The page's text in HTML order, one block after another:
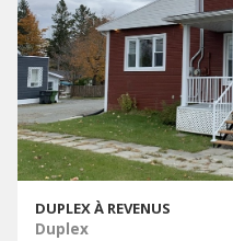
DUPLEX À REVENUS
Duplex